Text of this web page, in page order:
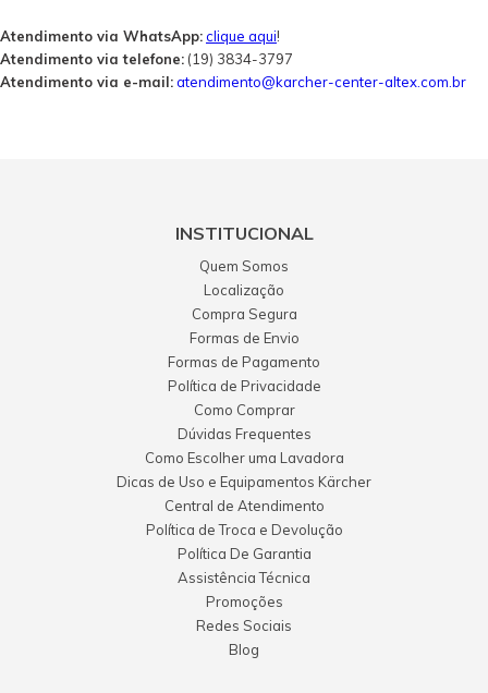
Atendimento via WhatsApp:clique aqui!
Atendimento via telefone: (19) 3834-3797
Atendimento via e-mail:atendimento@karcher-center-altex.com.br
INSTITUCIONAL
Quem Somos
Localização
Compra Segura
Formas de Envio
Formas de Pagamento
Política de Privacidade
Como Comprar
Dúvidas Frequentes
Como Escolher uma Lavadora
Dicas de Uso e Equipamentos Kärcher
Central de Atendimento
Política de Troca e Devolução
Política De Garantia
Assistência Técnica
Promoções
Redes Sociais
Blog